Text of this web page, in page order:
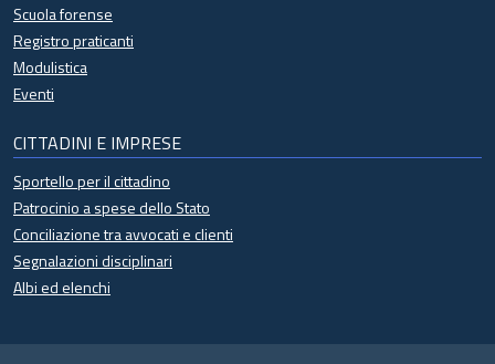
Scuola forense
Registro praticanti
Modulistica
Eventi
CITTADINI E IMPRESE
Sportello per il cittadino
Patrocinio a spese dello Stato
Conciliazione tra avvocati e clienti
Segnalazioni disciplinari
Albi ed elenchi